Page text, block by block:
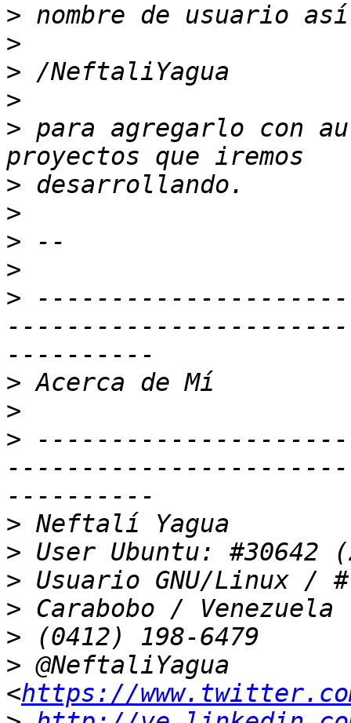
>
>
>
>
> para agregarlo con
>
>
>
>
>
>
>
>
>
>
>
>
>
> @NeftaliYagua
<https://